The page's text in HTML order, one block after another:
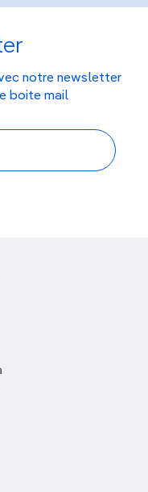
notre newsletter
boite mail